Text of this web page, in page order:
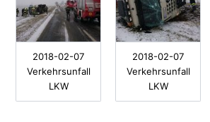
2018-02-07
Verkehrsunfall
LKW
2018-02-07
Verkehrsunfall
LKW